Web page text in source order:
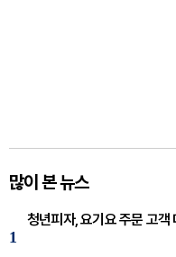
많이 본 뉴스
1
청년피자, 요기요 주문 고객